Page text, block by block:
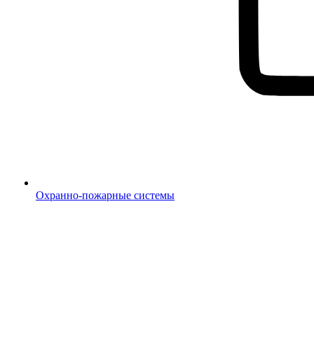
Охранно-пожарные системы